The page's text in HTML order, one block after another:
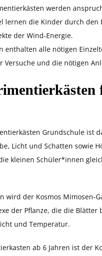
werden
lernen die Kinder durch
der Wind-Energie.
enthalten alle nötigen
Versuche und die nötigen
Grundschule ist
Licht und Schatten sowie
kleinen Schüler*innen
wird der Kosmos Mimosen-
der Pflanze, die die
und Temperatur.
ab 6 Jahren ist der